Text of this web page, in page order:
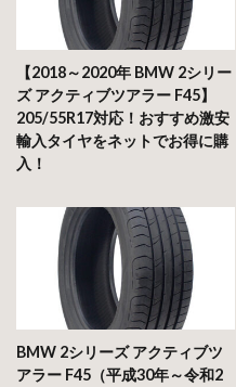
【2018～2020年 BMW 2シリー
ズ アクティブツアラー F45】
205/55R17対応！おすすめ激安
輸入タイヤをネットでお得に購
入！
BMW 2シリーズ アクティブツ
アラー F45（平成30年～令和2